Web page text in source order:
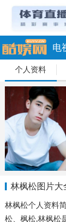
电
个人资料
林枫松图片大
林枫松个人资料
松、枫松,林枫松